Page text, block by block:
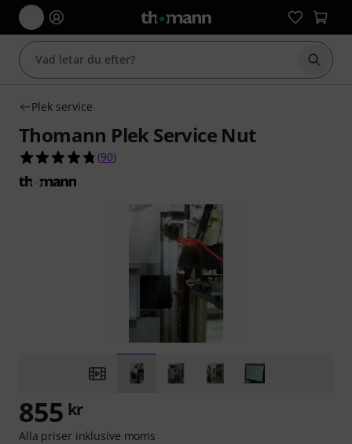
Börja
Plek service
Thomann Plek Service Nut
4.7 av 5 stjärnor från 90 kundbetyg
(90)
855 kr
Alla priser inklusive moms